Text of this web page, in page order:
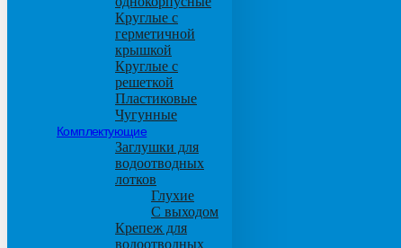
Круглые с
герметичной
крышкой
Круглые с
решеткой
Пластиковые
Чугунные
Комплектующие
Заглушки для
водоотводных
лотков
Глухие
С выходом
Крепеж для
водоотводных